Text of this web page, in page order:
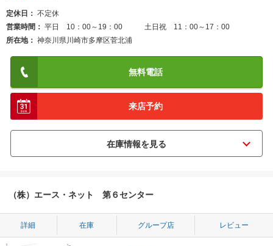
定休日
不定休
営業時間
平日 10：00～19：00 土日祝 11：00～17：00
所在地
神奈川県川崎市多摩区菅北浦
無料電話
来店予約
（株）エース・ネット 第６センター
詳細 在庫 グループ店 レビュー